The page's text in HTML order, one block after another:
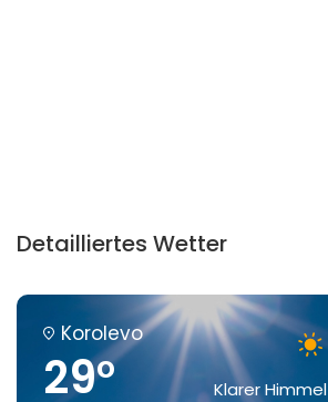
Detailliertes Wetter
Korolevo
29° Klarer Himmel